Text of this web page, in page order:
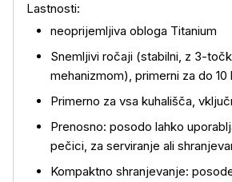
Lastnosti:
neoprijemljiva obloga Titanium
Snemljivi ročaji (stabilni, z 3-
mehanizmom), primerni za do 10
Primerno za vsa kuhališča,
Prenosno: posodo lahko
pečici, za serviranje ali
Kompaktno shranjevanje: